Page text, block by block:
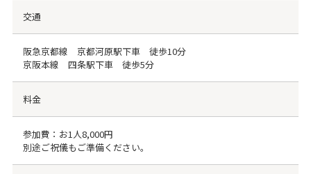
交通
阪急京都線 京都河原駅下車 徒歩10分
京阪本線 四条駅下車 徒歩5分
料金
参加費：お1人8,000円
別途ご祝儀もご準備ください。